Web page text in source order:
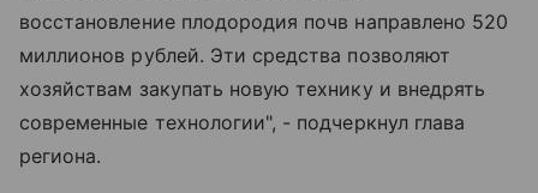
восстановление плодородия почв направлено 520
миллионов рублей. Эти средства позволяют
хозяйствам закупать новую технику и внедрять
современные технологии", - подчеркнул глава
региона.